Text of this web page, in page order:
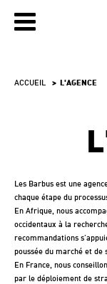
ACCUEIL L'AGENCE
Les Barbus est une
chaque étape du
En Afrique, nous
occidentaux à la
recommandations
poussée du marché et de
En France, nous
par le déploiement de